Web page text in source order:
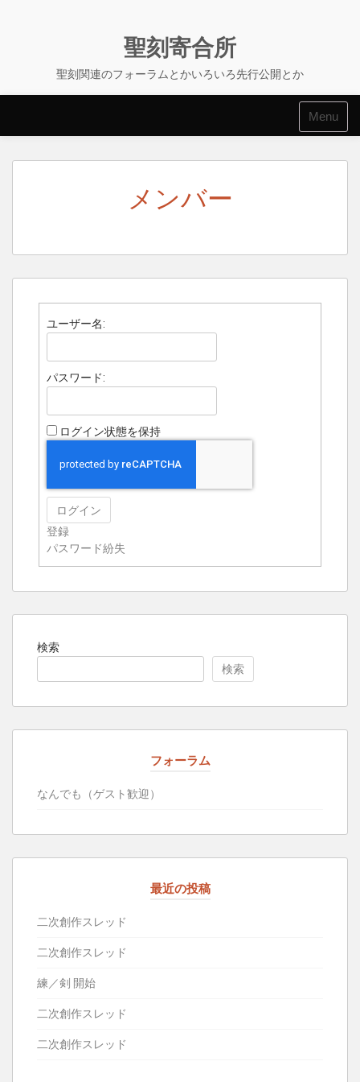
聖刻寄合所
聖刻関連のフォーラムとかいろいろ先行公開とか
Menu
メンバー
ユーザー名:
パスワード:
ログイン状態を保持
ログイン
登録
パスワード紛失
検索
検索
フォーラム
なんでも（ゲスト歓迎）
最近の投稿
二次創作スレッド
二次創作スレッド
練／剣 開始
二次創作スレッド
二次創作スレッド